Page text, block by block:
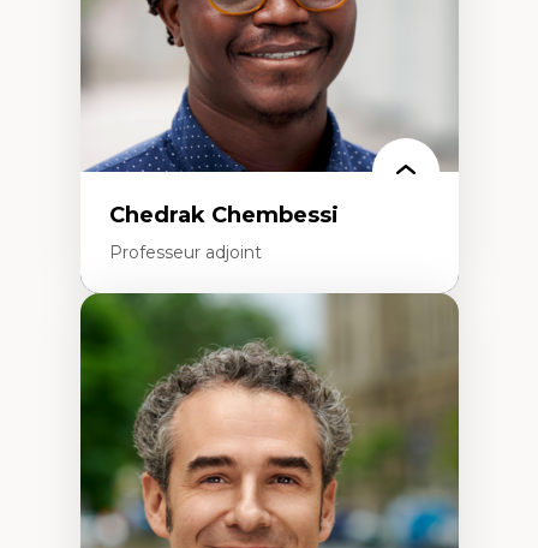
Migrations temporaires
Migration et changement climatique
Migration et développement
Chedrak Chembessi
Professeur adjoint
Économie circulaire
Modèles d’affaires durables
Histoire des faits économiques
Gestion durable des ressources naturelles
Écologie industrielle
Aménagement durable du territoire
Développement régional
Coopératives
Télétravail en milieu rural francophone
Transition socio-écologique